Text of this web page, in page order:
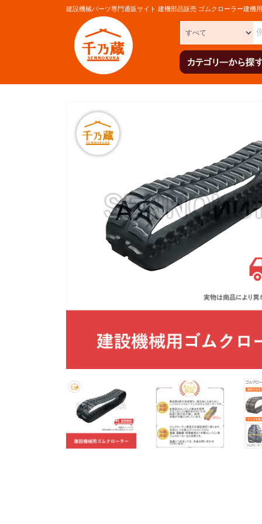
建設機械パーツ専門通販サイト 建機部品販売 ゴムクローラー建機用